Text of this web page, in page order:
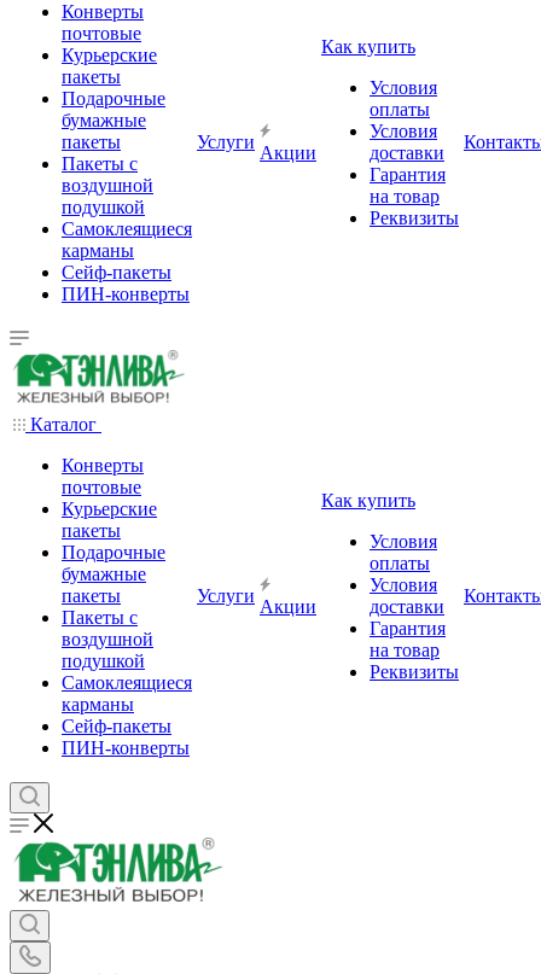
Конверты
почтовые
Курьерские
пакеты
Подарочные
бумажные
пакеты
Пакеты с
воздушной
подушкой
Самоклеящиеся
карманы
Сейф-пакеты
ПИН-конверты
Услуги
Акции
Как купить
Условия
оплаты
Условия
доставки
Гарантия
на товар
Реквизиты
Каталог
Конверты
почтовые
Курьерские
пакеты
Подарочные
бумажные
пакеты
Пакеты с
воздушной
подушкой
Самоклеящиеся
карманы
Сейф-пакеты
ПИН-конверты
Услуги
Акции
Как купить
Условия
оплаты
Условия
доставки
Гарантия
на товар
Реквизиты